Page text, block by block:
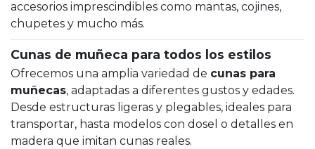
accesorios imprescindibles como mantas, cojines,
chupetes y mucho más.
Cunas de muñeca para todos los estilos
Ofrecemos una amplia variedad de cunas para
muñecas, adaptadas a diferentes gustos y edades.
Desde estructuras ligeras y plegables, ideales para
transportar, hasta modelos con dosel o detalles en
madera que imitan cunas reales.